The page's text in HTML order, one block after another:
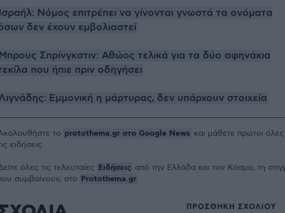
Ισραήλ: Νόμος επιτρέπει να γίνονται γνωστά τα ονόματα
δεν έχουν εμβολιαστεί
Μπρους Σπρίνγκστιν: Αθώος τελικά για τα δύο σφηνάκια
που ήπιε πριν οδηγήσει
Εμμονική η μάρτυρας, δεν υπάρχουν στοιχεία
το protothema.gr στο Google News και μάθετε πρώτοι όλες
ειδήσεις
όλες τις τελευταίες Ειδήσεις από την Ελλάδα και τον Κόσμο, τη
συμβαίνουν, στο Protothema.gr
ΠΡΟΣΘΗΚΗ ΣΧΟΛΙΟΥ